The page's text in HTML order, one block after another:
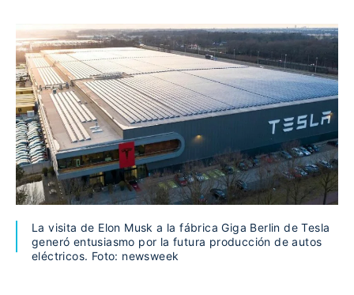
La visita de Elon Musk a la fábrica Giga Berlin de Tesla
generó entusiasmo por la futura producción de autos
eléctricos. Foto: newsweek